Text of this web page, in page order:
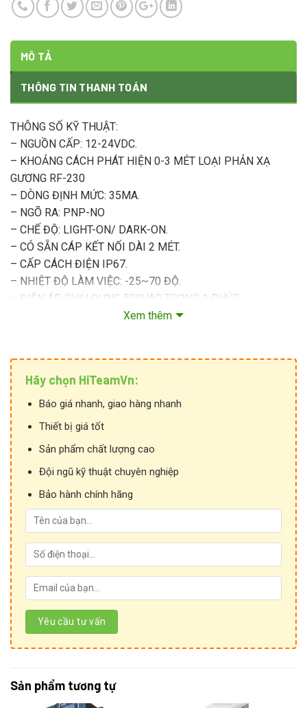
MÔ TẢ
THÔNG TIN THANH TOÁN
THÔNG SỐ KỸ THUẬT:
– NGUỒN CẤP: 12-24VDC.
– KHOẢNG CÁCH PHÁT HIỆN 0-3 MÉT LOẠI PHẢN XẠ
GƯƠNG RF-230
– DÒNG ĐỊNH MỨC: 35MA.
– NGÕ RA: PNP-NO
– CHẾ ĐỘ: LIGHT-ON/ DARK-ON.
– CÓ SẴN CÁP KẾT NỐI DÀI 2 MÉT.
– CẤP CÁCH ĐIỆN IP67.
– NHIỆT ĐỘ LÀM VIỆC: -25~70 ĐỘ.
– ĐIỆN ÁP CHỊU ĐỰNG 500VAC TRONG 1 PHÚT.
– TRỌNG LƯỢNG CẢM BIẾN: 50G.
Xem thêm
Hãy chọn HiTeamVn:
Báo giá nhanh, giao hàng nhanh
Thiết bị giá tốt
Sản phẩm chất lượng cao
Đội ngũ kỹ thuật chuyên nghiệp
Bảo hành chính hãng
Sản phẩm tương tự